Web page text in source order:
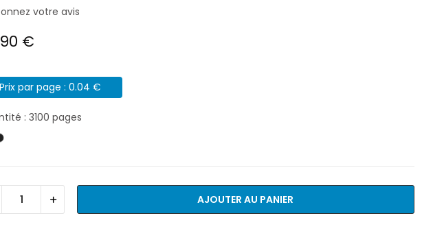
votre avis
€
Prix par page : 0.04 €
: 3100 pages
AJOUTER AU PANIER